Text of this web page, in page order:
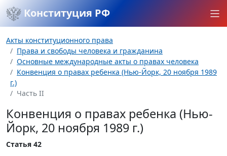
Конституция РФ
Акты конституционного права
Права и свободы человека и гражданина
Основные международные акты о правах человека
Конвенция о правах ребенка (Нью-Йорк, 20 ноября 1989
г.)
Часть II
Конвенция о правах ребенка (Нью-
Йорк, 20 ноября 1989 г.)
Статья 42